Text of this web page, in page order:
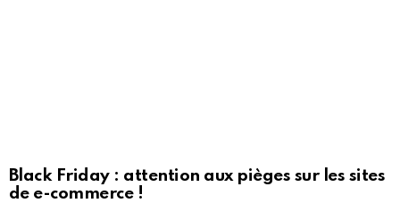
Black Friday : attention aux pièges sur les sites
de e-commerce !